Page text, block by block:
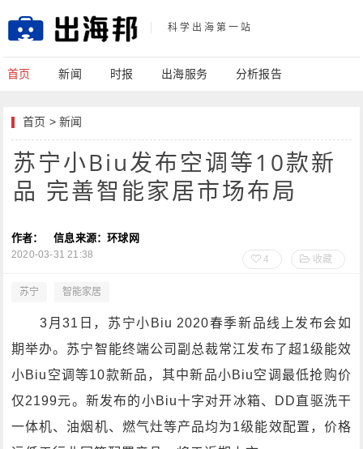
科学出海第一站
首页 新闻 时报 出海服务 分析报告
首页 >新闻
苏宁小Biu发布空调等10款新
品 完善智能家居市场布局
作者： 信息来源：环球网
2020-03-31 21:38 4 收藏
苏宁 智能家居
3月31日，苏宁小Biu 2020春季新品线上发布会如
期举办。苏宁智能终端公司副总裁常江发布了超1级能效
小Biu空调等10款新品，其中新品小Biu空调最低抢购价
仅2199元。新发布的小Biu十字对开冰箱、DD直驱洗干
一体机、油烟机、燃气灶等产品均为1级能效配置，价格